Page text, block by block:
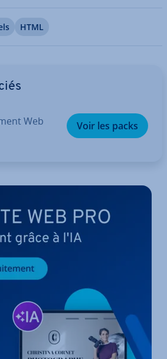
HTML
Web Voir les packs